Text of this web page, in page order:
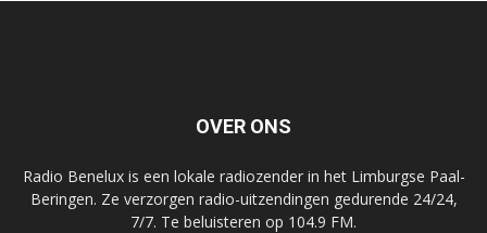
OVER ONS
Radio Benelux is een lokale radiozender in het Limburgse Paal-
Beringen. Ze verzorgen radio-uitzendingen gedurende 24/24,
7/7. Te beluisteren op 104.9 FM.